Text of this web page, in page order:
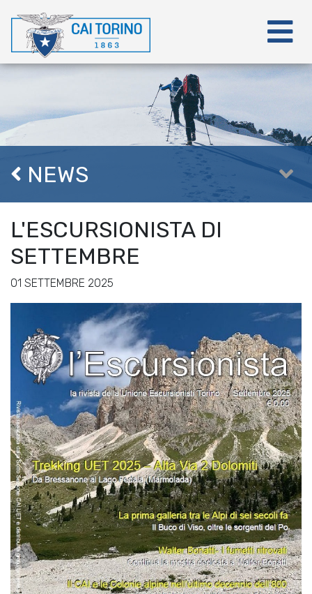
NEWS
L'ESCURSIONISTA DI
SETTEMBRE
01 SETTEMBRE 2025